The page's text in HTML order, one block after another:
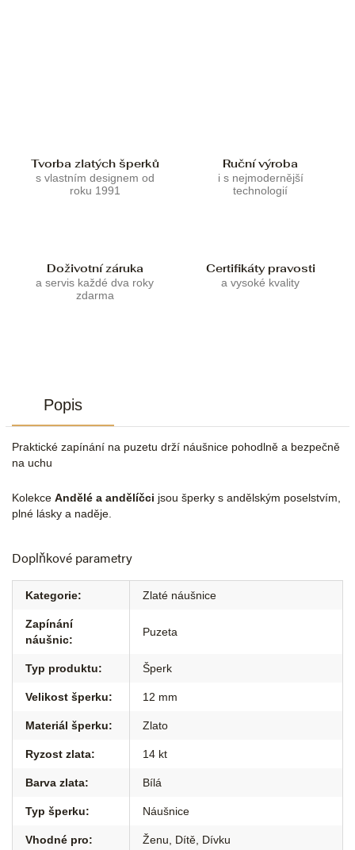
Tvorba zlatých šperků
s vlastním designem od
roku 1991
Ruční výroba
i s nejmodernější
technologií
Doživotní záruka
a servis každé dva roky
zdarma
Certifikáty pravosti
a vysoké kvality
Popis
Praktické zapínání na puzetu drží náušnice pohodlně a bezpečně
na uchu
Kolekce Andělé a andělíčci jsou šperky s andělským poselstvím,
plné lásky a naděje.
Doplňkové parametry
Kategorie: Zlaté náušnice
Zapínání
náušnic:
Puzeta
Typ produktu: Šperk
Velikost šperku: 12 mm
Materiál šperku: Zlato
Ryzost zlata: 14 kt
Barva zlata: Bílá
Typ šperku: Náušnice
Vhodné pro: Ženu Dítě Dívku